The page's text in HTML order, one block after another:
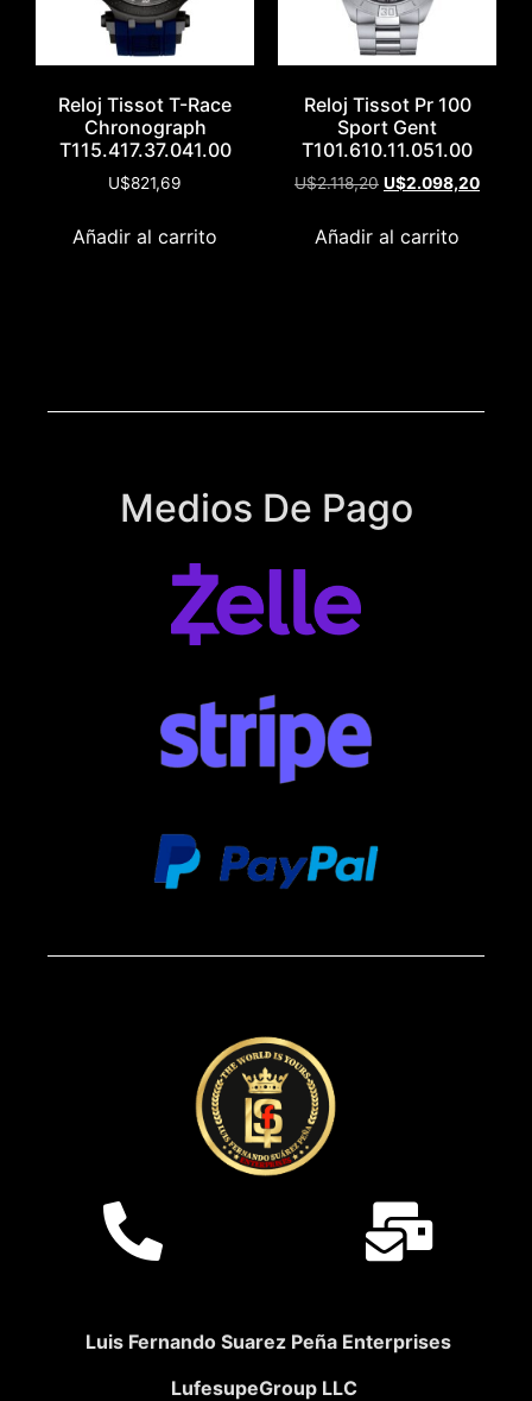
Reloj Tissot T-Race
Chronograph
T115.417.37.041.00
U$821,69
Añadir al carrito
Reloj Tissot Pr 100
Sport Gent
T101.610.11.051.00
U$2.118,20 U$2.098,20
Añadir al carrito
Medios De Pago
Luis Fernando Suarez Peña Enterprises
LufesupeGroup LLC